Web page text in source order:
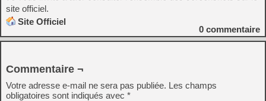
site officiel.
Site Officiel
0 commentaire
Commentaire ¬
Votre adresse e-mail ne sera pas publiée. Les champs
obligatoires sont indiqués avec *